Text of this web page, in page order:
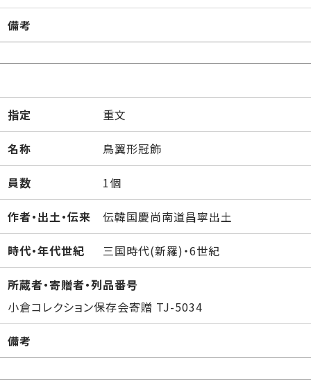
備考
指定 重文
名称 鳥翼形冠飾
員数 1個
作者・出土・伝来 伝韓国慶尚南道昌寧出土
時代・年代世紀 三国時代(新羅)・6世紀
所蔵者・寄贈者・列品番号
小倉コレクション保存会寄贈 TJ-5034
備考